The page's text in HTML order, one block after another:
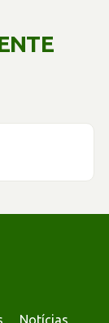
Notícias